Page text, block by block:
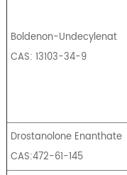
Boldenon-Undecylenat
CAS: 13103-34-9
Drostanolone Enanthate
CAS:472-61-145